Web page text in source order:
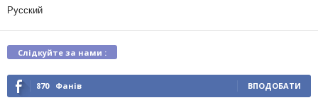
Русский
Слідкуйте за нами :
870 Фанів ВПОДОБАТИ